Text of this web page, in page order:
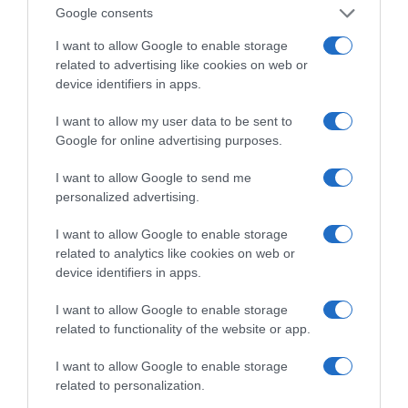
Google consents
I want to allow Google to enable storage
related to advertising like cookies on web or
device identifiers in apps.
I want to allow my user data to be sent to
Google for online advertising purposes.
I want to allow Google to send me
personalized advertising.
I want to allow Google to enable storage
related to analytics like cookies on web or
device identifiers in apps.
I want to allow Google to enable storage
related to functionality of the website or app.
I want to allow Google to enable storage
related to personalization.
μας- ενσωματώνοντας τις συστάσεις τις οποίες
έκανε η ΕΘΑΑΕ. Μια ΕΘΑΑΕ η οποία,
ταυτόχρονα, θέλω να τονίσω, αξιολογεί
επιπλέον 74 κοινά μεταπτυχιακά προγράμματα
δημόσιων ελληνικών πανεπιστημίων με ξένα
ανώτατα εκπαιδευτικά ιδρύματα.